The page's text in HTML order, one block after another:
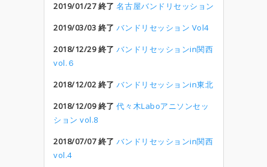
2019/01/27 終了 名古屋バンドリセッション
2019/03/03 終了 バンドリセッション Vol4
2018/12/29 終了 バンドリセッションin関西
vol.６
2018/12/02 終了 バンドリセッションin東北
2018/12/09 終了 代々木Laboアニソンセッ
ション vol.8
2018/07/07 終了 バンドリセッションin関西
vol.4